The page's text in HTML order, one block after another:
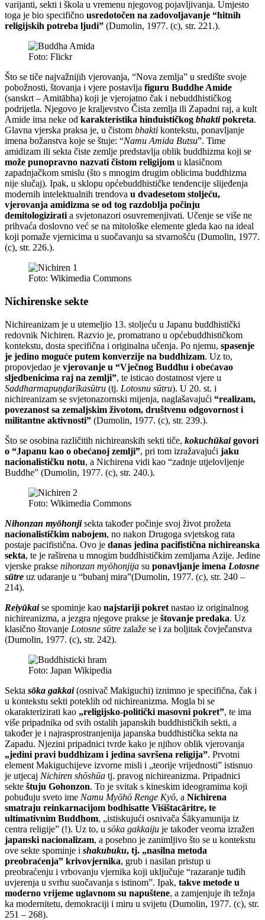
varijanti, sekti i škola u vremenu njegovog pojavljivanja. Umjesto
toga je bio specifično usredotočen na zadovoljavanje “hitnih
religijskih potreba ljudi” (Dumolin, 1977. (c), str. 221.).
Foto: Flickr
Što se tiče najvažnijih vjerovanja, “Nova zemlja” u središte svoje
pobožnosti, štovanja i vjere postavlja figuru Buddhe Amide
(sanskrt – Amitābha) koji je vjerojatno čak i nebuddhističkog
podrijetla. Njegovo je kraljevstvo Čista zemlja ili Zapadni raj, a kult
Amide ima neke od karakteristika hinduističkog bhaktipokreta.
Glavna vjerska praksa je, u čistom bhakti kontekstu, ponavljanje
imena božanstva koje se štuje: “Namu Amida Butsu”. Time
amidizam ili sekta čiste zemlje predstavlja oblik buddhizma koji se
može punopravno nazvati čistom religijom u klasičnom
zapadnjačkom smislu (što s mnogim drugim oblicima buddhizma
nije slučaj). Ipak, u sklopu općebuddhističke tendencije slijeđenja
modernih intelektualnih trendova u dvadesetom stoljeću,
vjerovanja amidizma se od tog razdoblja počinju
demitologiziratia svjetonazori osuvremenjivati. Učenje se više ne
prihvaća doslovno već se na mitološke elemente gleda kao na ideal
koji pomaže vjernicima u suočavanju sa stvarnošću (Dumolin, 1977.
(c), str. 226.).
Foto: Wikimedia Commons
Nichirenske sekte
Nichireanizam je u utemeljio 13. stoljeću u Japanu buddhistički
redovnik Nichiren. Razvio je, promatrano u općebuddhističkom
kontekstu, dosta specifična i originalna učenja. Po njemu, spasenje
je jedino moguće putem konverzije na buddhizam. Uz to,
propovjedao je vjerovanje u “Vječnog Buddhu i obećavao
sljedbenicima raj na zemlji”, te isticao dostatnost vjere u
Saddharmapuṇḍarīkasūtru (tj. Lotosnu sūtru). U 20. st. i
nichireanizam se svjetonazornski mijenja, naglašavajući “realizam,
povezanost sa zemaljskim životom, društvenu odgovornost i
militantne aktivnosti” (Dumolin, 1977. (c), str. 239.).
Što se osobina različitih nichireanskih sekti tiče, kokuchūkaigovori
o “Japanu kao o obećanoj zemlji”, pri tom izražavajući jaku
nacionalističku notu, a Nichirena vidi kao “zadnje utjelovljenje
Buddhe” (Dumolin, 1977. (c), str. 240.).
Foto: Wikimedia Commons
Nihonzan myōhonji sekta također počinje svoj život prožeta
nacionalističkim nabojem, no nakon Drugoga svjetskog rata
postaje pacifistična. Ovo je danas jedina pacifistična nichireanska
sekta, te je raširena u mnogim buddhističkim zemljama Azije. Jedine
vjerske prakse nihonzan myōhonjija su ponavljanje imena Lotosne
sūtre uz udaranje u “bubanj mira”(Dumolin, 1977. (c), str. 240 –
214).
Reiyūkaise spominje kao najstariji pokret nastao iz originalnog
nichireanizma, a jezgra njegove prakse je štovanje predaka. Uz
klasično štovanje Lotosne sūtre zalaže se i za boljitak čovječanstva
(Dumolin, 1977. (c), str. 242).
Foto: Japan Wikipedia
Sekta sōka gakkai (osnivač Makiguchi) iznimno je specifična, čak i
u kontekstu sekti poteklih od nichireanizma. Mogla bi se
okarakterizirati kao „religijsko-politički masovni pokret”, te ima
više pripadnika od svih ostalih japanskih buddhističkih sekti, a
također je i najrasprostranjenija japanska buddhistička sekta na
Zapadu. Njezini pripadnici tvrde kako je njihov oblik vjerovanja
„jedini pravi buddhizam i jedina savršena religija”. Prvotni
element Makiguchijeve izvorne misli i „teorije vrijednosti” istisnuo
je utjecaj Nichiren shōshūa tj. pravog nichireanizma. Pripadnici
sekte štuju Gohonzon. To je svitak s kineskim ideogramima koji
pobuđuju sveto ime Namu Myōhō Renge Kyō, a Nichirena
smatraju reinkarnacijom bodhisatte Viśištacāritre, te
ultimativnim Buddhom, „istiskujući osnivača Śākyamunija iz
centra religije” (!). Uz to, u sōka gakkaiju je također veoma izražen
japanski nacionalizam, a posebno je zanimljivo što se u kontekstu
ove sekte spominje i shakubuku, tj. „nasilna metoda
preobraćenja” krivovjernika, grub i nasilan pristup u
preobraćenju i vrbovanju vjernika koji uključuje “razaranje tuđih
uvjerenja u svrhu suočavanja s istinom”. Ipak, takve metode u
moderno vrijeme uglavnom su napuštene, a zamjenjuje ih težnja
ka modernitetu, demokraciji i miru u svijetu (Dumolin, 1977. (c), str.
251 – 268).